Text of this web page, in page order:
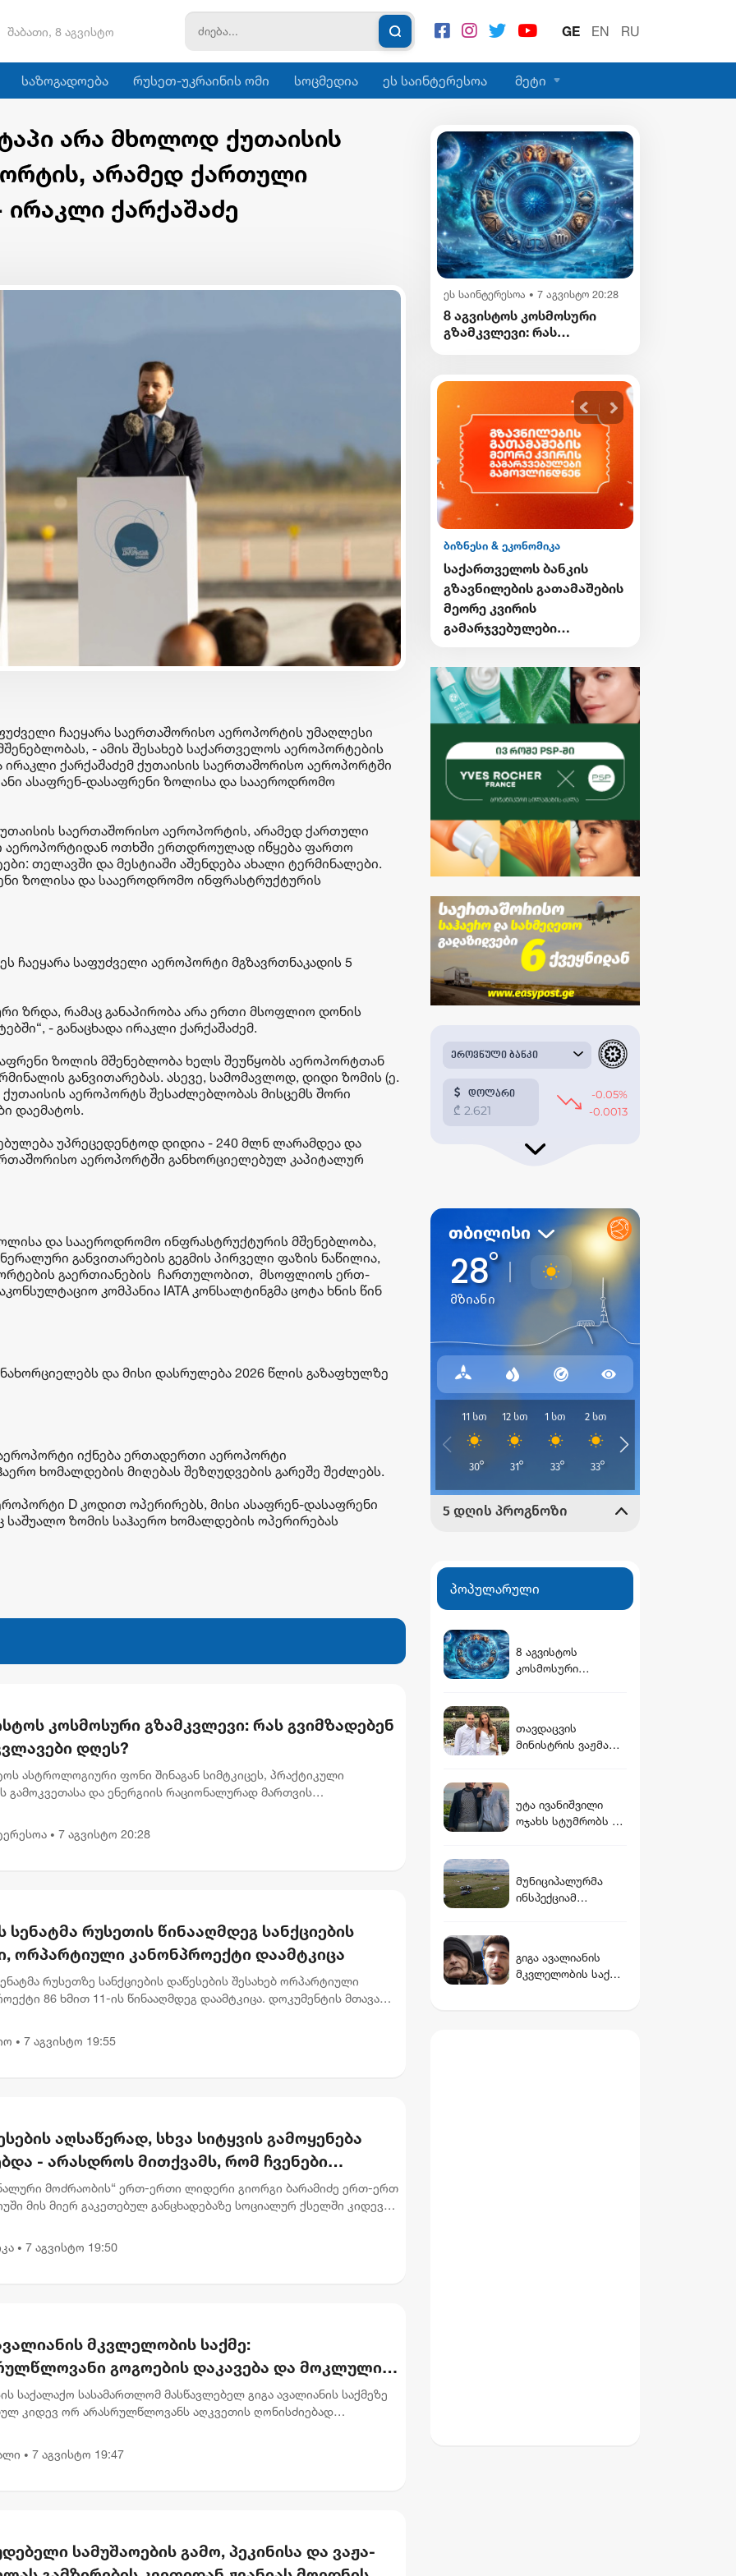
შაბათი, 8 აგვისტო GE EN RU
საზოგადოება რუსეთ-უკრაინის ომი სოცმედია ეს საინტერესოა მეტი
არა მხოლოდ ქუთაისის
არამედ ქართული
ირაკლი ქარქაშაძე
ჩაეყარა საერთაშორისო აეროპორტის უმაღლესი
- ამის შესახებ საქართველოს აეროპორტების
ქარქაშაძემ ქუთაისის საერთაშორისო აეროპორტში
ასაფრენ-დასაფრენი ზოლისა და სააეროდრომო
საერთაშორისო აეროპორტის, არამედ ქართული
აეროპორტიდან ოთხში ერთდროულად იწყება ფართო
თელავში და მესტიაში აშენდება ახალი ტერმინალები.
ზოლისა და სააეროდრომო ინფრასტრუქტურის
საფუძველი აეროპორტი მგზავრთნაკადის 5
ზრდა, რამაც განაპირობა არა ერთი მსოფლიო დონის
- განაცხადა ირაკლი ქარქაშაძემ.
ზოლის მშენებლობა ხელს შეუწყობს აეროპორტთან
განვითარებას. ასევე, სამომავლოდ, დიდი ზომის (ე.
ქუთაისის აეროპორტს შესაძლებლობას მისცემს შორი
დაემატოს.
უპრეცედენტოდ დიდია - 240 მლნ ლარამდეა და
აეროპორტში განხორციელებულ კაპიტალურ
და სააეროდრომო ინფრასტრუქტურის მშენებლობა,
განვითარების გეგმის პირველი ფაზის ნაწილია,
გაერთიანების ჩართულობით, მსოფლიოს ერთ-
კომპანია IATA კონსალტინგმა ცოტა ხნის წინ
და მისი დასრულება 2026 წლის გაზაფხულზე
იქნება ერთადერთი აეროპორტი
ხომალდების მიღებას შეზღუდვების გარეშე შეძლებს.
D კოდით ოპერირებს, მისი ასაფრენ-დასაფრენი
საშუალო ზომის საჰაერო ხომალდების ოპერირებას
კოსმოსური გზამკვლევი: რას გვიმზადებენ
დღეს?
ასტროლოგიური ფონი შინაგან სიმტკიცეს, პრაქტიკული
გამოკვეთასა და ენერგიის რაციონალურად მართვის
საქმე...
• 7 აგვისტო 20:28
სენატმა რუსეთის წინააღმდეგ სანქციების
ორპარტიული კანონპროექტი დაამტკიცა
რუსეთზე სანქციების დაწესების შესახებ ორპარტიული
86 ხმით 11-ის წინააღმდეგ დაამტკიცა. დოკუმენტის მთავარი
• 7 აგვისტო 19:55
აღსაწერად, სხვა სიტყვის გამოყენება
- არასდროს მითქვამს, რომ ჩვენები
ან დატყვევებულს "ხვრეტდნენ" -
მოძრაობის“ ერთ-ერთი ლიდერი გიორგი ბარამიძე ერთ-ერთ
მის მიერ გაკეთებულ განცხადებაზე სოციალურ ქსელში კიდევ
• 7 აგვისტო 19:50
მკვლელობის საქმე:
გოგოების დაკავება და მოკლული
დედის განცხადება
საქალაქო სასამართლომ მასწავლებელ გიგა ავალიანის საქმეზე
კიდევ ორ არასრულწლოვანს აღკვეთის ღონისძიებად
• 7 აგვისტო 19:47
სამუშაოების გამო, პეკინისა და ვაჟა-
ეს საინტერესოა • 7 აგვისტო 20:28
8 აგვისტოს კოსმოსური
გზამკვლევი: რას
| მცირე
ბიზნესი & ეკონომიკა
საქართველოს ბანკის
მობილბანკის მორიგი
განახლება - ახალი
შესაძლებლობები
მომხმარებლებისთვის
საქართველოს ბანკის
გზავნილების გათამაშების
მეორე კვირის
გამარჯვებულები
გამოვლინდნენ
ბიზნესი & ეკონომიკა
საქართველოს ბანკის
Student Card-ისა და sCool
Card-ის მფლობელები
ქუთაისში ტრანსპორტზე
ისარგებლებენ
პოპულარული
8 აგვისტოს
კოსმოსური
დღეს?
თავდაცვის
მინისტრის ვაჟმა
რჩეული
უტა ივანიშვილი
ოჯახს სტუმრობს -
აქვეყნებს
მუნიციპალურმა
ინსპექციამ
მიტაცების ფაქტი
გამოავლინა
გიგა ავალიანის
მკვლელობის საქმე: